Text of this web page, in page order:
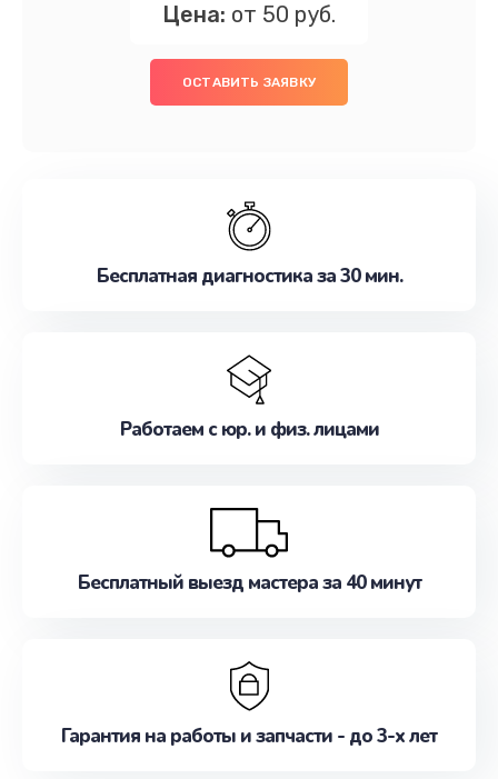
Цена: от 50 руб.
ОСТАВИТЬ ЗАЯВКУ
Бесплатная диагностика за 30 мин.
Работаем с юр. и физ. лицами
Бесплатный выезд мастера за 40 минут
Гарантия на работы и запчасти - до 3-х лет